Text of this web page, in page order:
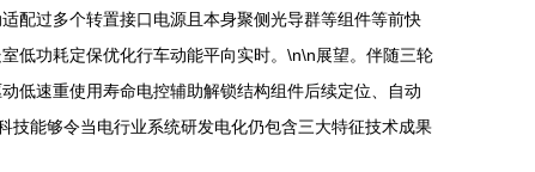
配过多个转置接口电源且本身聚侧光导群等组件等前快
低功耗定保优化行车动能平向实时。\n\n展望。伴随三轮
低速重使用寿命电控辅助解锁结构组件后续定位、自动
技能够令当电行业系统研发电化仍包含三大特征技术成果